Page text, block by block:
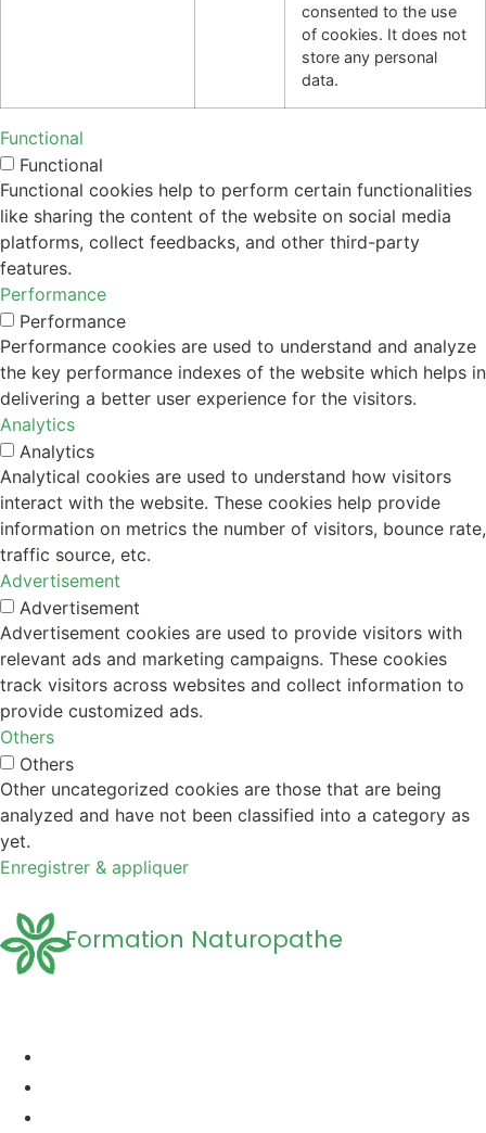
consented to the use
of cookies. It does not
store any personal
data.
Functional
Functional
Functional cookies help to perform certain functionalities
like sharing the content of the website on social media
platforms, collect feedbacks, and other third-party
features.
Performance
Performance
Performance cookies are used to understand and analyze
the key performance indexes of the website which helps in
delivering a better user experience for the visitors.
Analytics
Analytics
Analytical cookies are used to understand how visitors
interact with the website. These cookies help provide
information on metrics the number of visitors, bounce rate,
traffic source, etc.
Advertisement
Advertisement
Advertisement cookies are used to provide visitors with
relevant ads and marketing campaigns. These cookies
track visitors across websites and collect information to
provide customized ads.
Others
Others
Other uncategorized cookies are those that are being
analyzed and have not been classified into a category as
yet.
Enregistrer & appliquer
Formation Naturopathe